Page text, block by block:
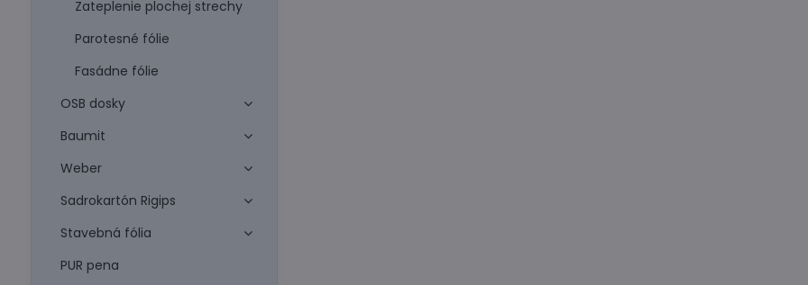
Zateplenie plochej strechy
Parotesné fólie
Fasádne fólie
OSB dosky
Baumit
Weber
Sadrokartón Rigips
Stavebná fólia
PUR pena